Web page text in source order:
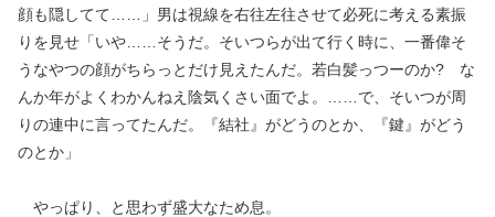
顔も隠してて……」男は視線を右往左往させて必死に考える素振
りを見せ「いや……そうだ。そいつらが出て行く時に、一番偉そ
うなやつの顔がちらっとだけ見えたんだ。若白髪っつーのか? な
んか年がよくわかんねえ陰気くさい面でよ。……で、そいつが周
りの連中に言ってたんだ。『結社』がどうのとか、『鍵』がどう
のとか」
やっぱり、と思わず盛大なため息。